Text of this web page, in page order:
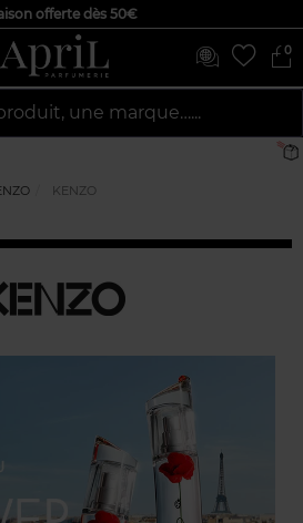
offerte dès 50€
0
une marque…...
KENZO